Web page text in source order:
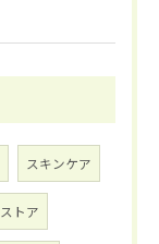
スキンケア
トア